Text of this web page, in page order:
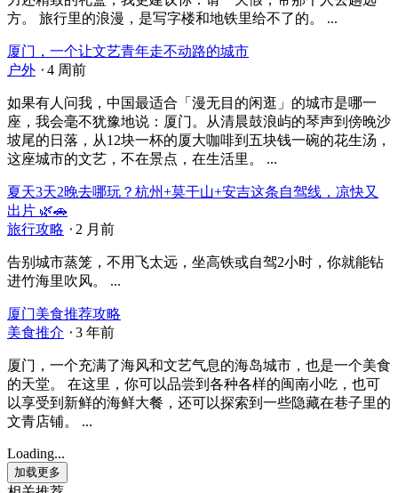
方。 旅行里的浪漫，是写字楼和地铁里给不了的。 ...
厦门，一个让文艺青年走不动路的城市
户外 ⋅ 4 周前
如果有人问我，中国最适合「漫无目的闲逛」的城市是哪一
座，我会毫不犹豫地说：厦门。从清晨鼓浪屿的琴声到傍晚沙
坡尾的日落，从12块一杯的厦大咖啡到五块钱一碗的花生汤，
这座城市的文艺，不在景点，在生活里。 ...
夏天3天2晚去哪玩？杭州+莫干山+安吉这条自驾线，凉快又
出片 🌿🚗
旅行攻略 ⋅ 2 月前
告别城市蒸笼，不用飞太远，坐高铁或自驾2小时，你就能钻
进竹海里吹风。 ...
厦门美食推荐攻略
美食推介 ⋅ 3 年前
厦门，一个充满了海风和文艺气息的海岛城市，也是一个美食
的天堂。 在这里，你可以品尝到各种各样的闽南小吃，也可
以享受到新鲜的海鲜大餐，还可以探索到一些隐藏在巷子里的
文青店铺。 ...
Loading...
加载更多